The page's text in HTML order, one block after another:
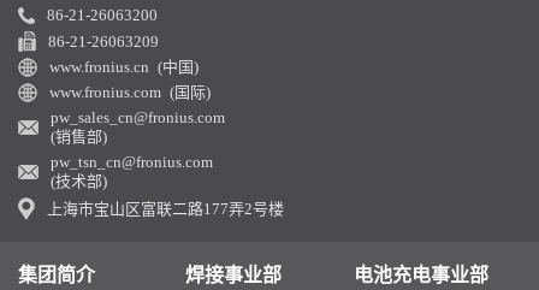
86-21-26063200
86-21-26063209
www.fronius.cn (中国)
www.fronius.com (国际)
pw_sales_cn@fronius.com
(销售部)
pw_tsn_cn@fronius.com
(技术部)
上海市宝山区富联二路177弄2号楼
集团简介 焊接事业部 电池充电事业部